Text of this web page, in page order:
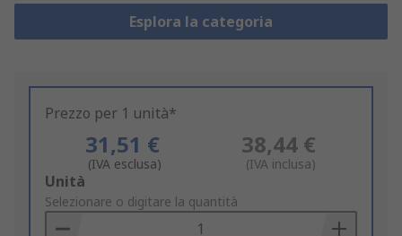
Esplora la categoria
Prezzo per 1 unità*
31,51 €
(IVA esclusa)
38,44 €
(IVA inclusa)
Add
to
Basket
Unità
Selezionare o digitare la quantità